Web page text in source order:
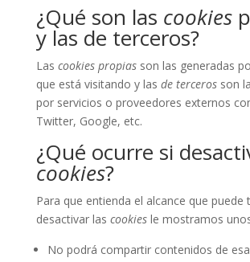
¿Qué son las cookies
y las de terceros?
Las cookies propiasson las generadas
que está visitando y las de tercerosson
por servicios o proveedores externos
Twitter, Google, etc.
¿Qué ocurre si
cookies?
Para que entienda el alcance que puede
desactivar las cookiesle mostramos
No podrá compartir contenidos de